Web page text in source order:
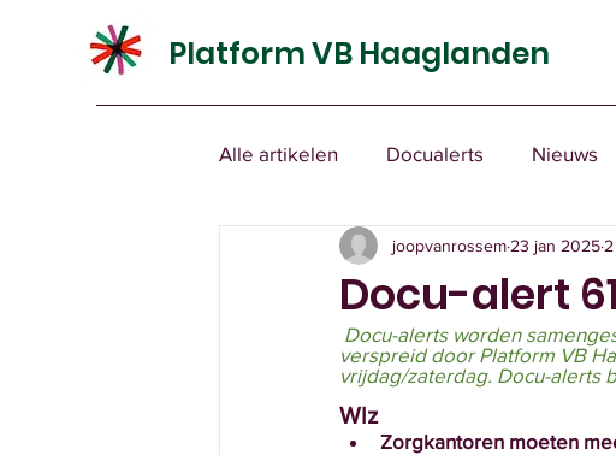
Platform VB Haaglanden
Alle artikelen Docualerts Nieuws
Docu-alert
joopvanrossem 23 jan 2025
Docu-alerts worden
verspreid door Platform VB
vrijdag/zaterdag. Docu-alerts
Wlz
Zorgkantoren moeten